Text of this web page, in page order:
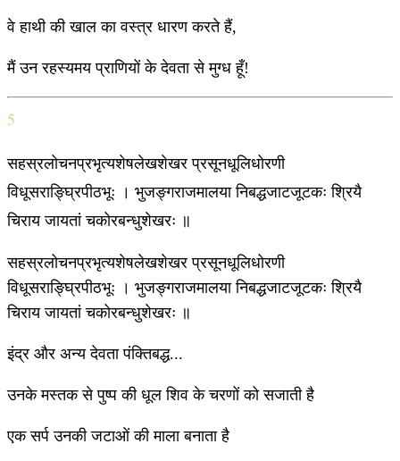
वे हाथी की खाल का वस्त्र धारण करते हैं,
मैं उन रहस्यमय प्राणियों के देवता से मुग्ध हूँ!
5
सहस्रलोचनप्रभृत्यशेषलेखशेखर प्रसूनधूलिधोरणी
विधूसराङ्घ्रिपीठभूः । भुजङ्गराजमालया निबद्धजाटजूटकः श्रियै
चिराय जायतां चकोरबन्धुशेखरः ॥
सहस्रलोचनप्रभृत्यशेषलेखशेखर प्रसूनधूलिधोरणी
विधूसराङ्घ्रिपीठभूः । भुजङ्गराजमालया निबद्धजाटजूटकः श्रियै
चिराय जायतां चकोरबन्धुशेखरः ॥
इंद्र और अन्य देवता पंक्तिबद्ध...
उनके मस्तक से पुष्प की धूल शिव के चरणों को सजाती है
एक सर्प उनकी जटाओं की माला बनाता है